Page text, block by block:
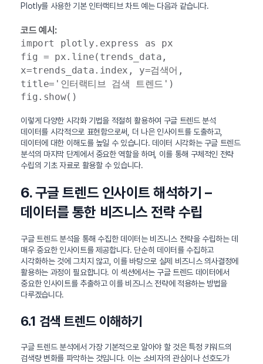
Plotly를 사용한 기본 인터랙티브 차트 예는 다음과 같습니다.
코드 예시:
import plotly.express as px
fig = px.line(trends_data,
x=trends_data.index, y=검색어,
title='인터랙티브 검색 트렌드')
fig.show()
이렇게 다양한 시각화 기법을 적절히 활용하여 구글 트렌드 분석
데이터를 시각적으로 표현함으로써, 더 나은 인사이트를 도출하고,
데이터에 대한 이해도를 높일 수 있습니다. 데이터 시각화는 구글 트렌드
분석의 마지막 단계에서 중요한 역할을 하며, 이를 통해 구체적인 전략
수립의 기초 자료로 활용할 수 있습니다.
6. 구글 트렌드 인사이트 해석하기 –
데이터를 통한 비즈니스 전략 수립
구글 트렌드 분석을 통해 수집한 데이터는 비즈니스 전략을 수립하는 데
매우 중요한 인사이트를 제공합니다. 단순히 데이터를 수집하고
시각화하는 것에 그치지 않고, 이를 바탕으로 실제 비즈니스 의사결정에
활용하는 과정이 필요합니다. 이 섹션에서는 구글 트렌드 데이터에서
중요한 인사이트를 추출하고 이를 비즈니스 전략에 적용하는 방법을
다루겠습니다.
6.1 검색 트렌드 이해하기
구글 트렌드 분석에서 가장 기본적으로 알아야 할 것은 특정 키워드의
검색량 변화를 파악하는 것입니다. 이는 소비자의 관심이나 선호도가